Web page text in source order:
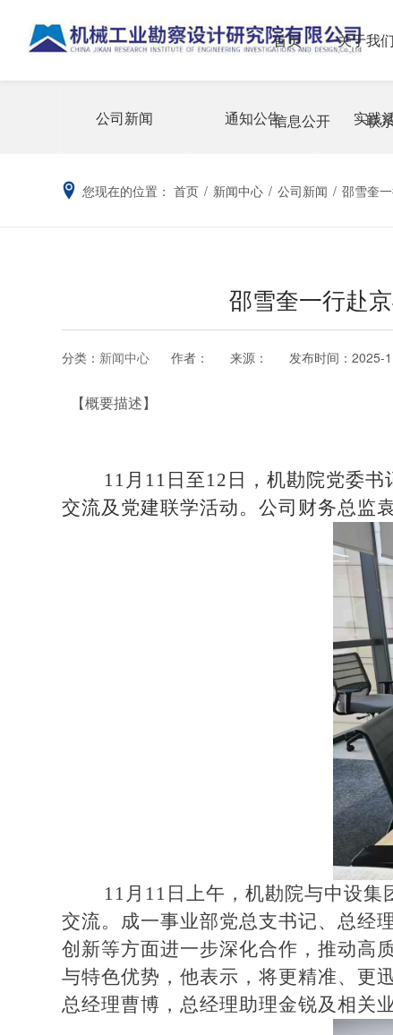
首页 关于我们
信息公开 联
公司新闻 通知公告 实践
您现在的位置： 首页 / 新闻中心 / 公司新闻 / 邵雪奎
邵雪奎一行赴
分类： 新闻中心 作者： 来源： 发布时间：2025-
【概要描述】
11月11日至12日，机勘院党委
交流及党建联学活动。公司财务总监
11月11日上午，机勘院与中设
交流。成一事业部党总支书记、总经
创新等方面进一步深化合作，推动高
与特色优势，他表示，将更精准、更
总经理曹博，总经理助理金锐及相关